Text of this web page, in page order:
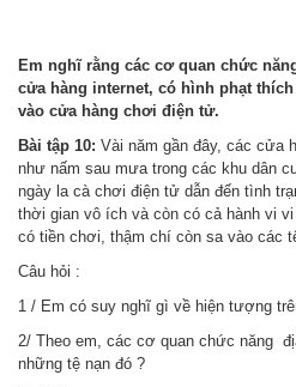
Em nghĩ rằng các cơ quan chức
cửa hàng internet, có hình phạt
vào cửa hàng chơi điện tử.
Bài tập 10: Vài năm gần đây, các cửa
như nấm sau mưa trong các khu dân
ngày la cà chơi điện tử dẫn đến tình
thời gian vô ích và còn có cả hành vi
có tiền chơi, thậm chí còn sa vào các
Câu hỏi :
1 / Em có suy nghĩ gì về hiện tượng
2/ Theo em, các cơ quan chức năng
những tệ nạn đó ?